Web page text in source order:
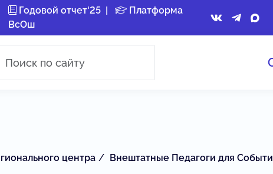
Годовой отчет'25|
Платформа
ВсОш
центра Внештатные Педагоги для